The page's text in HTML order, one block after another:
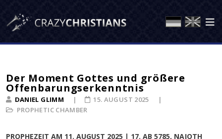
Der Moment Gottes und größere
Offenbarungserkenntnis
DANIEL GLIMM
PROPHETIC CHAMBER
15. AUGUST 2025
PROPHEZEIT AM 11. AUGUST 2025 | 17. AB 5785, NAJOTH